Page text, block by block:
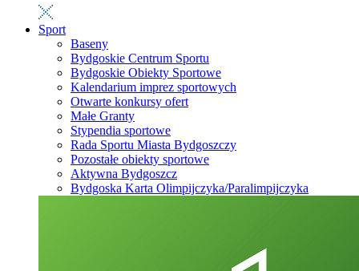
Sport
Baseny
Bydgoskie Centrum Sportu
Bydgoskie Obiekty Sportowe
Kalendarium imprez sportowych
Otwarte konkursy ofert
Małe Granty
Stypendia sportowe
Rada Sportu Miasta Bydgoszczy
Pozostałe obiekty sportowe
Aktywna Bydgoszcz
Bydgoska Karta Olimpijczyka/Paralimpijczyka